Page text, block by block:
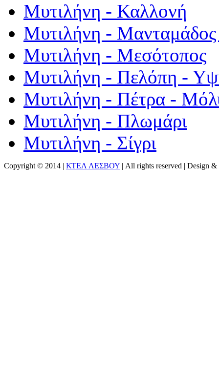
Μυτιλήνη - Καλλονή
Μυτιλήνη - Μανταμάδος
Μυτιλήνη - Μεσότοπος
Μυτιλήνη - Πελόπη -
Μυτιλήνη - Πέτρα -
Μυτιλήνη - Πλωμάρι
Μυτιλήνη - Σίγρι
Copyright © 2014 | ΚΤΕΛ ΛΕΣΒΟΥ | All rights reserved | Design &